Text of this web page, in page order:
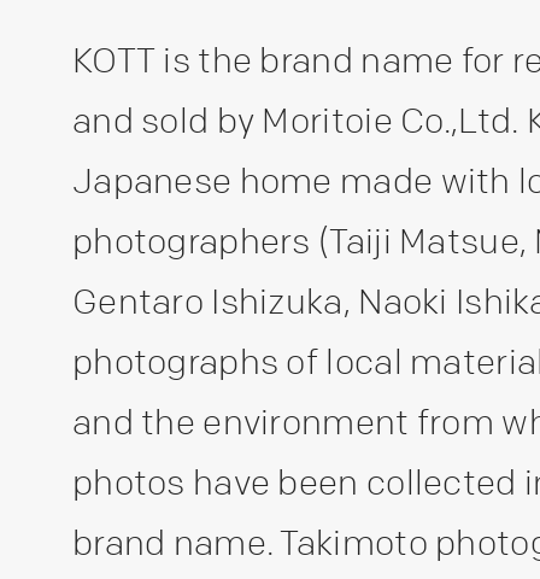
KOTT is the brand name for
and sold by Moritoie Co.,Ltd.
Japanese home made with
photographers (Taiji Matsue,
Gentaro Ishizuka, Naoki
photographs of local
and the environment from
photos have been collected
brand name. Takimoto